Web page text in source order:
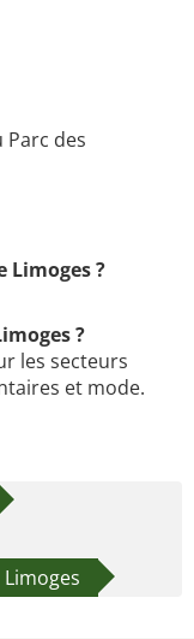
Parc des
Limoges ?
?
les secteurs
et mode.
Limoges